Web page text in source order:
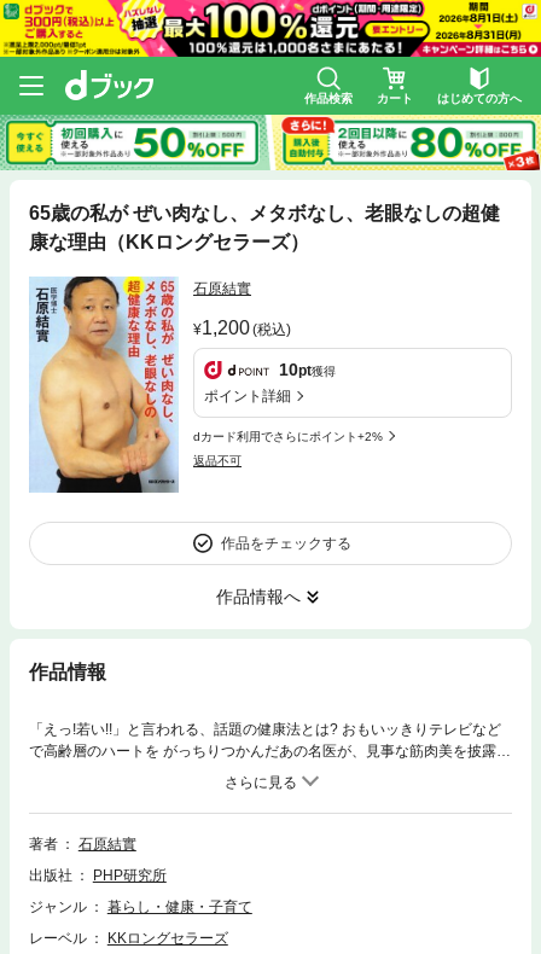
作品検索 カート はじめての方へ
65歳の私が ぜい肉なし、メタボなし、老眼なしの超健
康な理由（KKロングセラーズ）
石原結實
1,200(税込)
10pt獲得
ポイント詳細
dカード利用でさらにポイント+2%
返品不可
作品をチェックする
作品情報へ
作品情報
「えっ!若い!!」と言われる、話題の健康法とは? おもいッきりテレビなど
で高齢層のハートを がっちりつかんだあの名医が、見事な筋肉美を披露し
て、 老いない体と心を作る3つのシンプルな方法を伝授!!
著者
石原結實
出版社
PHP研究所
ジャンル
暮らし・健康・子育て
レーベル
KKロングセラーズ